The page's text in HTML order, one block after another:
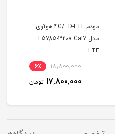
مودم 4G/TD-LTE هوآوی
مدل E5785-320a Cat7
LTE
18,800,000 6٪
17,800,000 تومان